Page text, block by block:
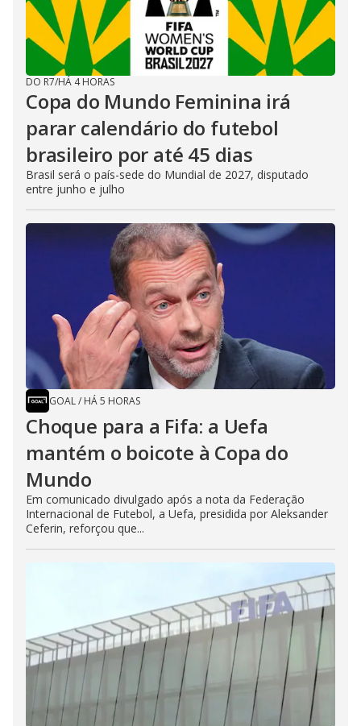
DO R7/HÁ 4 HORAS
Copa do Mundo Feminina irá
parar calendário do futebol
brasileiro por até 45 dias
Brasil será o país-sede do Mundial de 2027, disputado
entre junho e julho
GOAL/ HÁ 5 HORAS
Choque para a Fifa: a Uefa
mantém o boicote à Copa do
Mundo
Em comunicado divulgado após a nota da Federação
Internacional de Futebol, a Uefa, presidida por Aleksander
Ceferin, reforçou que...